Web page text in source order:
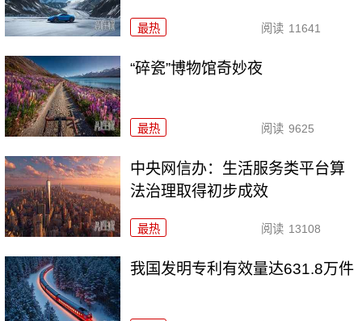
最热 阅读 11641
“碎瓷”博物馆奇妙夜
最热 阅读 9625
中央网信办：生活服务类平台算
法治理取得初步成效
最热 阅读 13108
我国发明专利有效量达631.8万件